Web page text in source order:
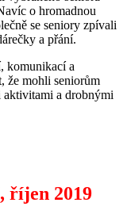
o hromadnou
se seniory zpívali
a přání.
komunikací a
že mohli seniorům
aktivitami a drobnými
říjen 2019